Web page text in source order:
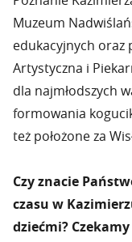
Muzeum
edukacyjnych oraz
Artystyczna i
dla najmłodszych
formowania
też położone za
Czy znacie
czasu w
dziećmi?